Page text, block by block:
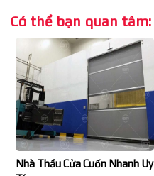
Có thể bạn quan tâm:
Nhà Thầu Cửa Cuốn Nhanh Uy